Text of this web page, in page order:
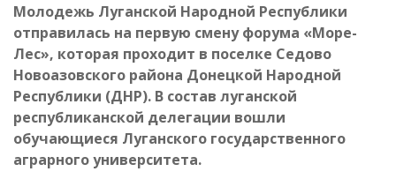
Молодежь Луганской Народной Республики
отправилась на первую смену форума «Море-
Лес», которая проходит в поселке Седово
Новоазовского района Донецкой Народной
Республики (ДНР). В состав луганской
республиканской делегации вошли
обучающиеся Луганского государственного
аграрного университета.